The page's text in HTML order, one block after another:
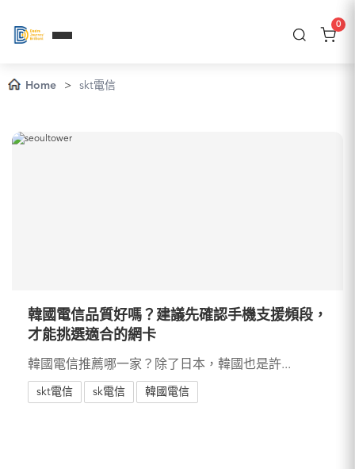
0
Home > skt電信
韓國電信品質好嗎？建議先確認手機支援頻段，
才能挑選適合的網卡
韓國電信推薦哪一家？除了日本，韓國也是許...
skt電信 sk電信 韓國電信